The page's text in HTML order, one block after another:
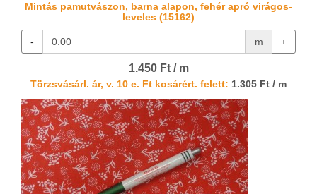
Mintás pamutvászon, barna alapon, fehér apró virágos-
leveles (15162)
- m +
1.450 Ft / m
Törzsvásárl. ár, v. 10 e. Ft kosárért. felett: 1.305 Ft / m